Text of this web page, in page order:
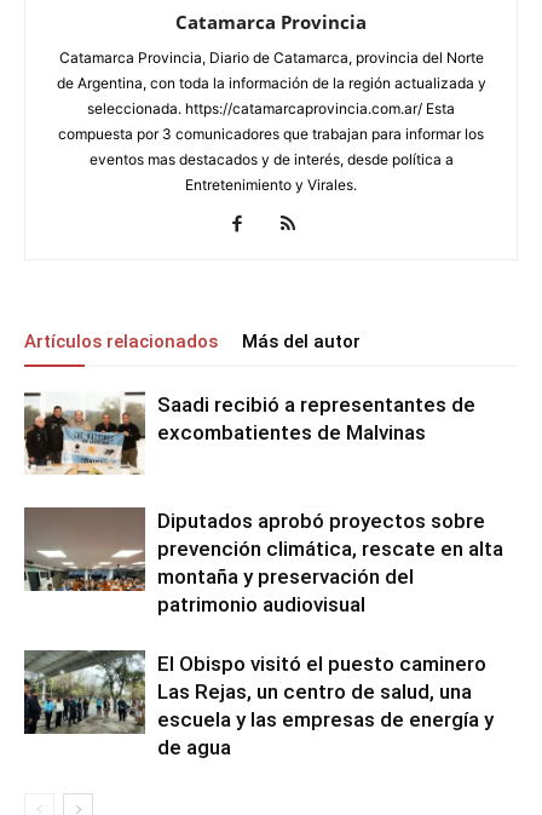
Catamarca Provincia
Catamarca Provincia, Diario de Catamarca, provincia del Norte
de Argentina, con toda la información de la región actualizada y
seleccionada. https://catamarcaprovincia.com.ar/ Esta
compuesta por 3 comunicadores que trabajan para informar los
eventos mas destacados y de interés, desde política a
Entretenimiento y Virales.
Artículos relacionados Más del autor
Saadi recibió a representantes de
excombatientes de Malvinas
Diputados aprobó proyectos sobre
prevención climática, rescate en alta
montaña y preservación del
patrimonio audiovisual
El Obispo visitó el puesto caminero
Las Rejas, un centro de salud, una
escuela y las empresas de energía y
de agua